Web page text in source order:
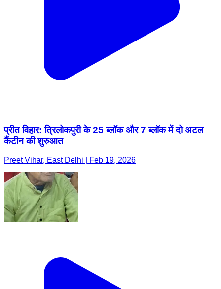
प्रीत विहार: त्रिलोकपुरी के 25 ब्लॉक और 7 ब्लॉक में दो अटल
कैंटीन की शुरुआत
Preet Vihar, East Delhi | Feb 19, 2026